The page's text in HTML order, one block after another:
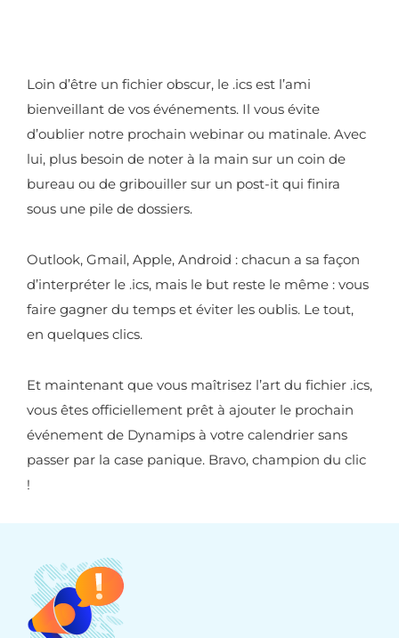
Loin d’être un fichier obscur, le .ics est l’ami
bienveillant de vos événements. Il vous évite
d’oublier notre prochain webinar ou matinale. Avec
lui, plus besoin de noter à la main sur un coin de
bureau ou de gribouiller sur un post-it qui finira
sous une pile de dossiers.
Outlook, Gmail, Apple, Android : chacun a sa façon
d’interpréter le .ics, mais le but reste le même : vous
faire gagner du temps et éviter les oublis. Le tout,
en quelques clics.
Et maintenant que vous maîtrisez l’art du fichier .ics,
vous êtes officiellement prêt à ajouter le prochain
événement de Dynamips à votre calendrier sans
passer par la case panique. Bravo, champion du clic
!